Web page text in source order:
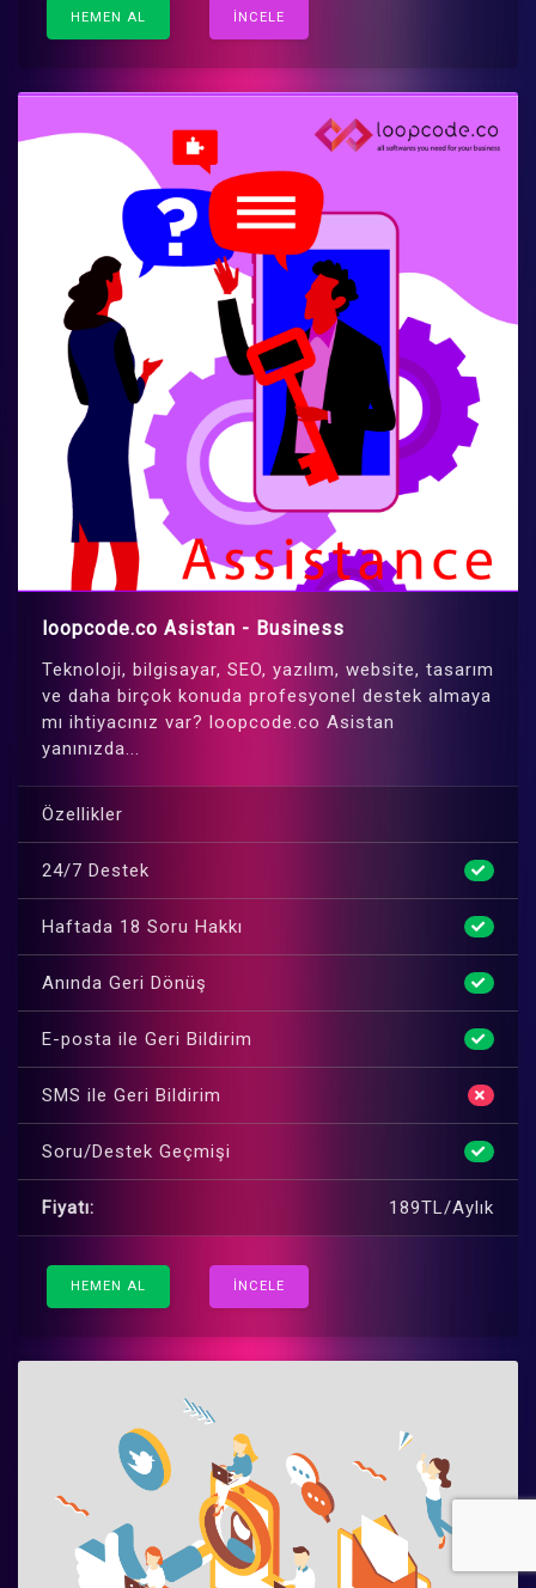
HEMEN AL İNCELE
loopcode.co Asistan - Business
Teknoloji, bilgisayar, SEO, yazılım, website, tasarım
ve daha birçok konuda profesyonel destek almaya
mı ihtiyacınız var? loopcode.co Asistan
yanınızda...
Özellikler
24/7 Destek
Haftada 18 Soru Hakkı
Anında Geri Dönüş
E-posta ile Geri Bildirim
SMS ile Geri Bildirim
Soru/Destek Geçmişi
Fiyatı: 189TL/Aylık
HEMEN AL İNCELE